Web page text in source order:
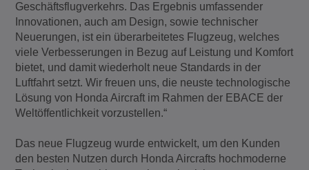
Geschäftsflugverkehrs. Das Ergebnis umfassender
Innovationen, auch am Design, sowie technischer
Neuerungen, ist ein überarbeitetes Flugzeug, welches
viele Verbesserungen in Bezug auf Leistung und Komfort
bietet, und damit wiederholt neue Standards in der
Luftfahrt setzt. Wir freuen uns, die neuste technologische
Lösung von Honda Aircraft im Rahmen der EBACE der
Weltöffentlichkeit vorzustellen.“
Das neue Flugzeug wurde entwickelt, um den Kunden
den besten Nutzen durch Honda Aircrafts hochmoderne